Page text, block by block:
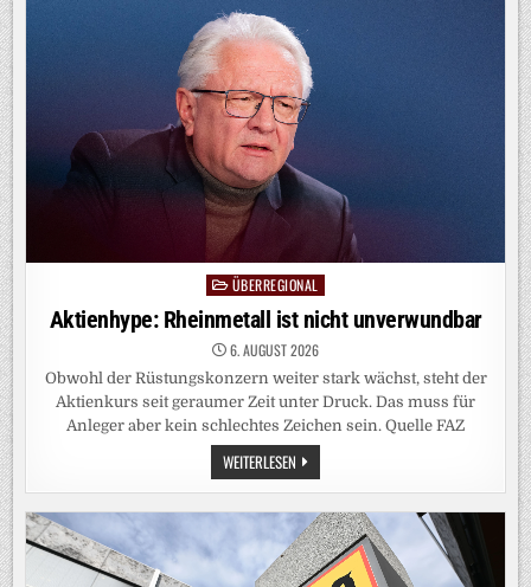
KI
GAR
NICHT
PostedÜBERREGIONAL
Aktienhype: Rheinmetall ist nicht unverwundbar
6. AUGUST 2026
Obwohl der Rüstungskonzern weiter stark wächst, steht der
Aktienkurs seit geraumer Zeit unter Druck. Das muss für
Anleger aber kein schlechtes Zeichen sein. Quelle FAZ
WEITERLESEN AKTIENHYPE:
RHEINMETALL
IST
NICHT
UNVERWUNDBAR